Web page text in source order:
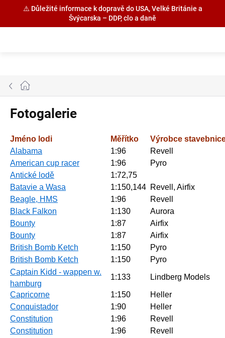
Domů
Fotogalerie
Jméno lodi Měřítko
Výrobce
Alabama
1:96
Revell
American cup racer
1:96
Pyro
Antické lodě
1:72,75
Batavie a Wasa
1:150,144 Revell, Airfix
Beagle, HMS
1:96
Revell
Black Falkon
1:130
Aurora
Bounty
1:87
Airfix
Bounty
1:87
Airfix
British Bomb Ketch
1:150
Pyro
British Bomb Ketch
1:150
Pyro
Captain Kidd - wappen w.
hamburg
1:133 Lindberg Models
Capricorne 1:150
Heller
Conquistador
1:90
Heller
Constitution
1:96
Revell
Constitution
1:96
Revell
⚠️ Důležité informace k dopravě do USA, Velké Británie a
Švýcarska – DDP, clo a daně